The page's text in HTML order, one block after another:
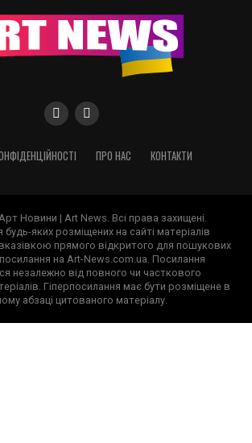
ПРО НАС КОНТАКТИ
Новини | Art News. Всі права захищені.
яких розміщених на сайті матеріалів
прямого відкритого для пошукових
на Art-News.com.ua. Посилання
незалежно від повного чи часткового
Гіперпосилання має бути розміщене в
абзаці цитованого матеріалу.